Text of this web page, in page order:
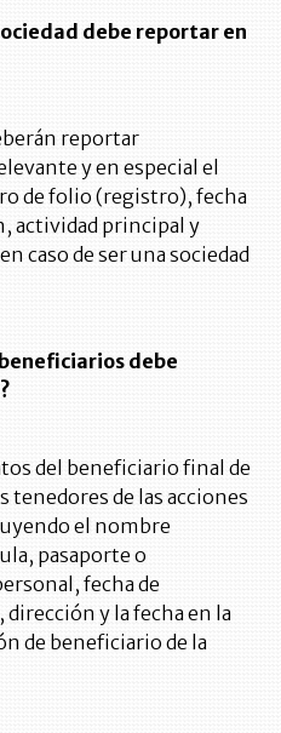
debe reportar en
reportar
y en especial el
de folio (registro), fecha
actividad principal y
caso de ser una sociedad
debe
del beneficiario final de
tenedores de las acciones
el nombre
pasaporte o
fecha de
y la fecha en la
de beneficiario de la